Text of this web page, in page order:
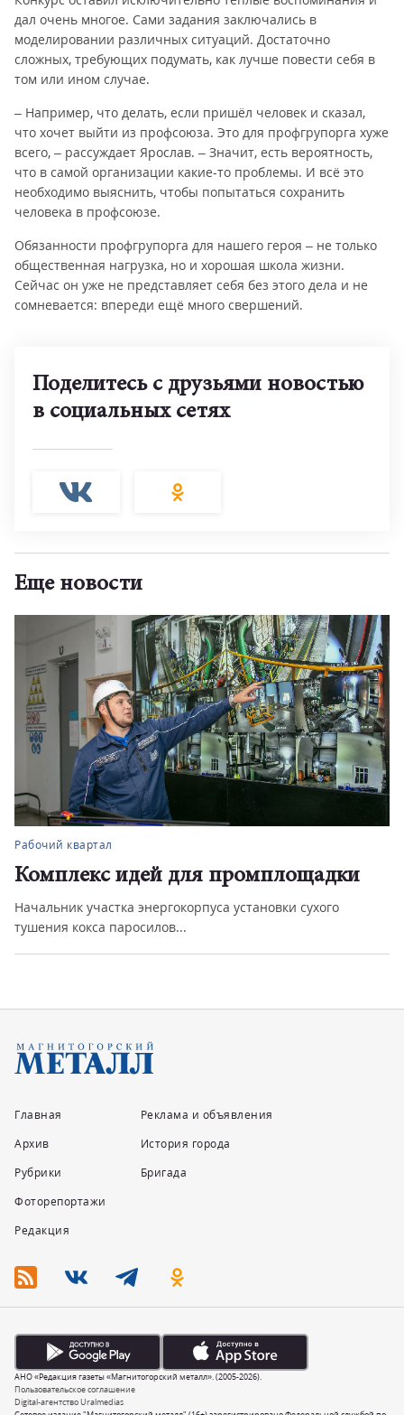
дал очень многое. Сами задания заключались в
моделировании различных ситуаций. Достаточно
сложных, требующих подумать, как лучше повести себя в
том или ином случае.
– Например, что делать, если пришёл человек и сказал,
что хочет выйти из профсоюза. Это для профгрупорга хуже
всего, – рассуждает Ярослав. – Значит, есть вероятность,
что в самой организации какие-то проблемы. И всё это
необходимо выяснить, чтобы попытаться сохранить
человека в профсоюзе.
Обязанности профгрупорга для нашего героя – не только
общественная нагрузка, но и хорошая школа жизни.
Сейчас он уже не представляет себя без этого дела и не
сомневается: впереди ещё много свершений.
Поделитесь с друзьями новостью
в социальных сетях
Еще новости
Рабочий квартал
Комплекс идей для промплощадки
Начальник участка энергокорпуса установки сухого
тушения кокса паросилов...
Главная
Архив
Рубрики
Фоторепортажи
Редакция
Реклама и объявления
История города
Бригада
Пользовательское соглашение
Digital-агентство Uralmedias
АНО «Редакция газеты «Магнитогорский металл». (2005-2026).